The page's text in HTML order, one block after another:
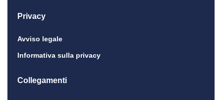
Privacy
Avviso legale
Informativa sulla privacy
Collegamenti